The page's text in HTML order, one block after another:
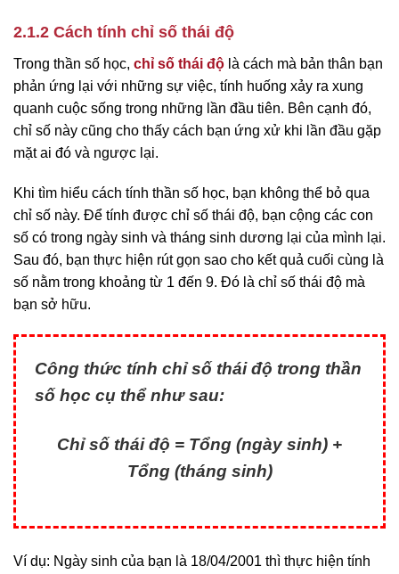
2.1.2 Cách tính chỉ số thái độ
Trong thần số học, chỉ số thái độ là cách mà bản thân bạn
phản ứng lại với những sự việc, tính huống xảy ra xung
quanh cuộc sống trong những lần đầu tiên. Bên cạnh đó,
chỉ số này cũng cho thấy cách bạn ứng xử khi lần đầu gặp
mặt ai đó và ngược lại.
Khi tìm hiểu cách tính thần số học, bạn không thể bỏ qua
chỉ số này. Để tính được chỉ số thái độ, bạn cộng các con
số có trong ngày sinh và tháng sinh dương lại của mình lại.
Sau đó, bạn thực hiện rút gọn sao cho kết quả cuối cùng là
số nằm trong khoảng từ 1 đến 9. Đó là chỉ số thái độ mà
bạn sở hữu.
Công thức tính chỉ số thái độ trong thần
số học cụ thể như sau:
Chỉ số thái độ = Tổng (ngày sinh) +
Tổng (tháng sinh)
Ví dụ: Ngày sinh của bạn là 18/04/2001 thì thực hiện tính